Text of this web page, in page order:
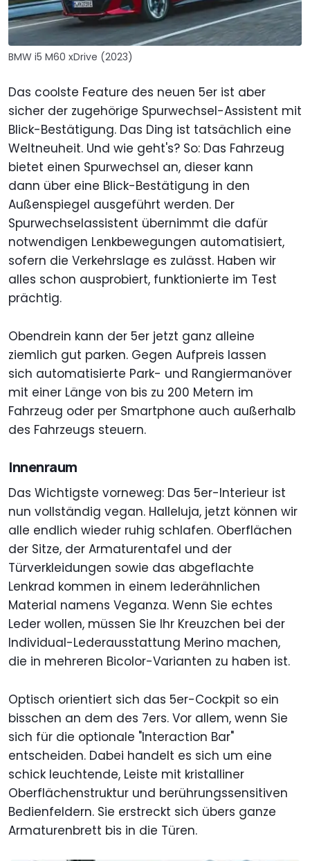
BMW i5 M60 xDrive (2023)
Das coolste Feature des neuen 5er ist aber
sicher der zugehörige Spurwechsel-Assistent mit
Blick-Bestätigung. Das Ding ist tatsächlich eine
Weltneuheit. Und wie geht's? So: Das Fahrzeug
bietet einen Spurwechsel an, dieser kann
dann über eine Blick-Bestätigung in den
Außenspiegel ausgeführt werden. Der
Spurwechselassistent übernimmt die dafür
notwendigen Lenkbewegungen automatisiert,
sofern die Verkehrslage es zulässt. Haben wir
alles schon ausprobiert, funktionierte im Test
prächtig.
Obendrein kann der 5er jetzt ganz alleine
ziemlich gut parken. Gegen Aufpreis lassen
sich automatisierte Park- und Rangiermanöver
mit einer Länge von bis zu 200 Metern im
Fahrzeug oder per Smartphone auch außerhalb
des Fahrzeugs steuern.
Innenraum
Das Wichtigste vorneweg: Das 5er-Interieur ist
nun vollständig vegan. Halleluja, jetzt können wir
alle endlich wieder ruhig schlafen. Oberflächen
der Sitze, der Armaturentafel und der
Türverkleidungen sowie das abgeflachte
Lenkrad kommen in einem lederähnlichen
Material namens Veganza. Wenn Sie echtes
Leder wollen, müssen Sie Ihr Kreuzchen bei der
Individual-Lederausstattung Merino machen,
die in mehreren Bicolor-Varianten zu haben ist.
Optisch orientiert sich das 5er-Cockpit so ein
bisschen an dem des 7ers. Vor allem, wenn Sie
sich für die optionale "Interaction Bar"
entscheiden. Dabei handelt es sich um eine
schick leuchtende, Leiste mit kristalliner
Oberflächenstruktur und berührungssensitiven
Bedienfeldern. Sie erstreckt sich übers ganze
Armaturenbrett bis in die Türen.